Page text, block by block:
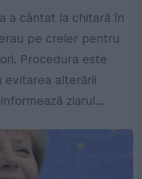
a cântat la chitară în
pe creier pentru
Procedura este
evitarea alterării
ziarul...